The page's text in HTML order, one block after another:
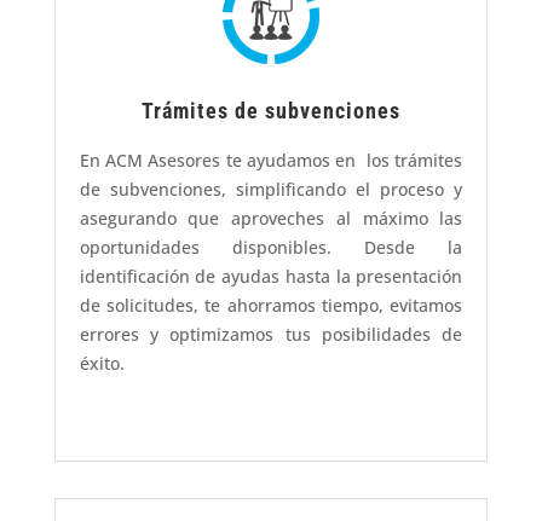
Trámites de subvenciones
En ACM Asesores te ayudamos en los trámites
de subvenciones, simplificando el proceso y
asegurando que aproveches al máximo las
oportunidades disponibles. Desde la
identificación de ayudas hasta la presentación
de solicitudes, te ahorramos tiempo, evitamos
errores y optimizamos tus posibilidades de
éxito.